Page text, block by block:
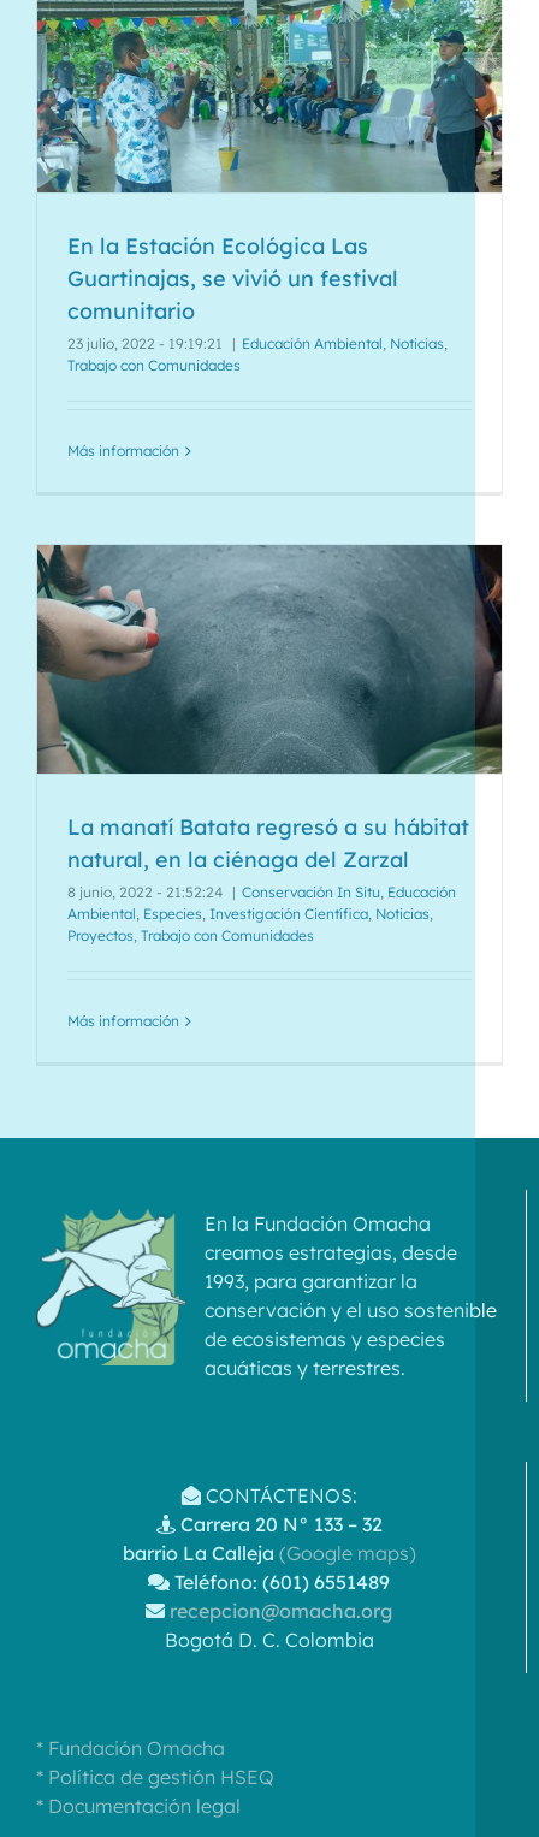
En la Estación Ecológica Las
Guartinajas, se vivió un festival
comunitario
23 julio, 2022 - 19:19:21 | Educación Ambiental, Noticias,
Trabajo con Comunidades
Más información
La manatí Batata regresó a su hábitat
natural, en la ciénaga del Zarzal
8 junio, 2022 - 21:52:24 | Conservación In Situ, Educación
Ambiental, Especies, Investigación Científica, Noticias,
Proyectos, Trabajo con Comunidades
Más información
En la Fundación Omacha
creamos estrategias, desde
1993, para garantizar la
conservación y el uso sostenible
de ecosistemas y especies
acuáticas y terrestres.
CONTÁCTENOS:
Carrera 20 N° 133 – 32
barrio La Calleja (Google maps)
Teléfono: (601) 6551489
recepcion@omacha.org
Bogotá D. C. Colombia
* Fundación Omacha
* Política de gestión HSEQ
* Documentación legal